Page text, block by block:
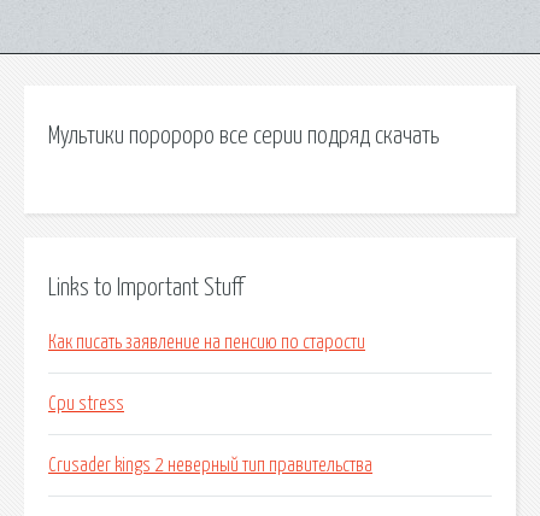
Мультики поророро все серии подряд скачать
Links to Important Stuff
Как писать заявление на пенсию по старости
Cpu stress
Crusader kings 2 неверный тип правительства